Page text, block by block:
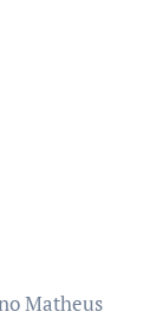
Matheus